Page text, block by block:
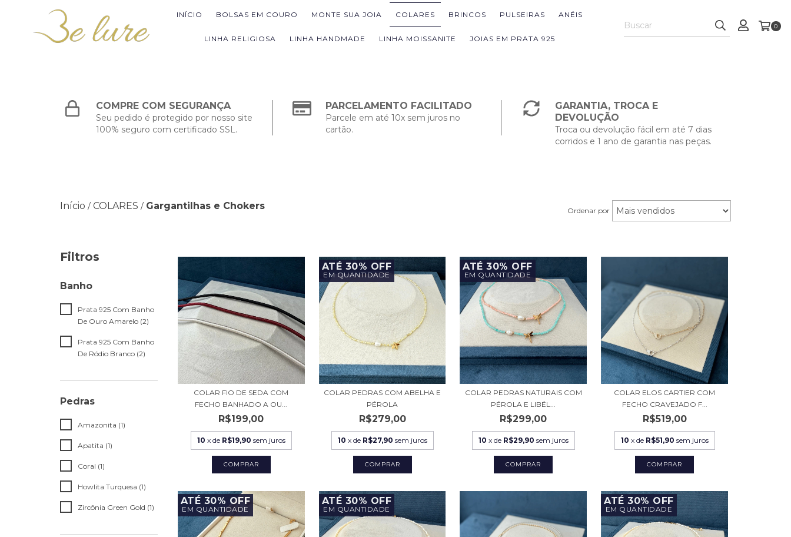
INÍCIO BOLSAS EM COURO MONTE SUA JOIA COLARES BRINCOS PULSEIRAS ANÉIS
LINHA RELIGIOSA LINHA HANDMADE LINHA MOISSANITE JOIAS EM PRATA 925
0
COMPRE COM SEGURANÇA
Seu pedido é protegido por nosso site
100% seguro com certificado SSL.
PARCELAMENTO FACILITADO
Parcele em até 10x sem juros no
cartão.
GARANTIA, TROCA E
DEVOLUÇÃO
Troca ou devolução fácil em até 7 dias
corridos e 1 ano de garantia nas peças.
Início / COLARES / Gargantilhas e Chokers Ordenar por
Filtros
Banho
Prata 925 Com Banho
De Ouro Amarelo (2)
Prata 925 Com Banho
De Ródio Branco (2)
Pedras
Amazonita (1)
Apatita (1)
Coral (1)
Howlita Turquesa (1)
Zircônia Green Gold (1)
COLAR FIO DE SEDA COM
FECHO BANHADO A OU...
R$199,00
10 x de R$19,90 sem juros
COMPRAR
ATÉ 30% OFF
EM QUANTIDADE
COLAR PEDRAS COM ABELHA E
PÉROLA
R$279,00
10 x de R$27,90 sem juros
COMPRAR
ATÉ 30% OFF
EM QUANTIDADE
COLAR PEDRAS NATURAIS COM
PÉROLA E LIBÉL...
R$299,00
10 x de R$29,90 sem juros
COMPRAR
COLAR ELOS CARTIER COM
FECHO CRAVEJADO F...
R$519,00
10 x de R$51,90 sem juros
COMPRAR
ATÉ 30% OFF
EM QUANTIDADE
ATÉ 30% OFF
EM QUANTIDADE
ATÉ 30% OFF
EM QUANTIDADE